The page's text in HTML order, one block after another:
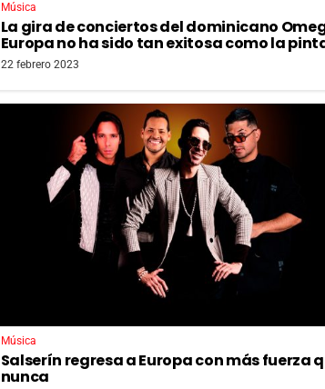
Música
La gira de conciertos del dominicano
Europa no ha sido tan exitosa como la
22 febrero 2023
Música
Salserín regresa a Europa con más fuerza
nunca